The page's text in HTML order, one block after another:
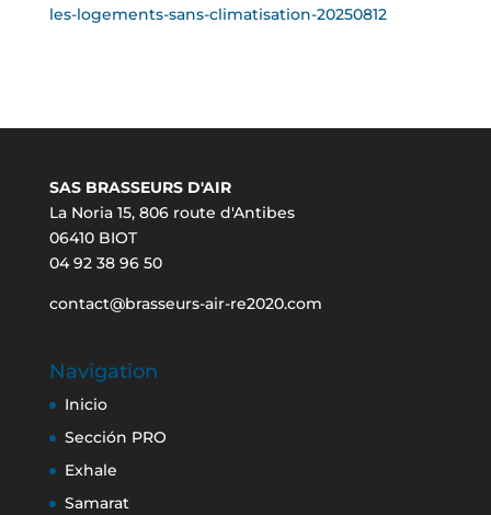
les-logements-sans-climatisation-20250812
SAS BRASSEURS D'AIR
La Noria 15, 806 route d'Antibes
06410 BIOT
04 92 38 96 50
contact@brasseurs-air-re2020.com
Navigation
Inicio
Sección PRO
Exhale
Samarat